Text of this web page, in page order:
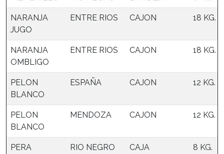
NARANJA
JUGO
ENTRE RIOS CAJON 18 KG.
NARANJA
OMBLIGO
ENTRE RIOS CAJON 18 KG.
PELON
BLANCO
ESPAÑA CAJON 12 KG.
PELON
BLANCO
MENDOZA CAJON 12 KG.
PERA
RIO NEGRO CAJA 8 KG.